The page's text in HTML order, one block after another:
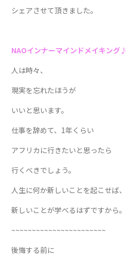
シェアさせて頂きました。
NAOインナーマインドメイキング♪
人は時々、
現実を忘れたほうが
いいと思います。
仕事を辞めて、1年くらい
アフリカに行きたいと思ったら
行くべきでしょう。
人生に何か新しいことを起こせば、
新しいことが学べるはずですから。
~~~~~~~~~~~~~~~~~~~~~~~
後悔する前に